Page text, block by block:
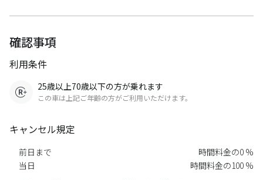
確認事項
利用条件
25歳以上70歳以下の方が乗れます
この車は上記ご年齢の方がご利用いただけます。
キャンセル規定
前日まで
時間料金の0 %
当日
時間料金の100 %